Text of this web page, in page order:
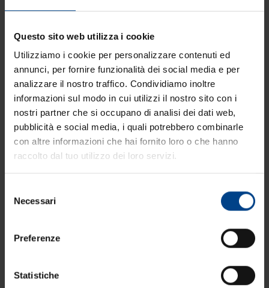
Questo sito web utilizza i cookie
Utilizziamo i cookie per personalizzare contenuti ed
annunci, per fornire funzionalità dei social media e per
analizzare il nostro traffico. Condividiamo inoltre
informazioni sul modo in cui utilizzi il nostro sito con i
nostri partner che si occupano di analisi dei dati web,
pubblicità e social media, i quali potrebbero combinarle
con altre informazioni che hai fornito loro o che hanno
raccolto dal tuo utilizzo dei loro servizi.
delNecessari
Preferenze
Statistiche
qualsiasi evenienza sono i punti cardini di una
filosofia moderna e solida che guarda al futuro.
E ancora ricerca, macchinari di ultima
generazione, formazione di personale altamente
qualificato, studio approfondito della materia
prima: questi sono gli altri ingredienti che hanno
consentito a Marchi Spa di diventare una delle
distribuzione alimentare e della lavorazione delle
carni, in sintonia con le aspettative e i bisogni